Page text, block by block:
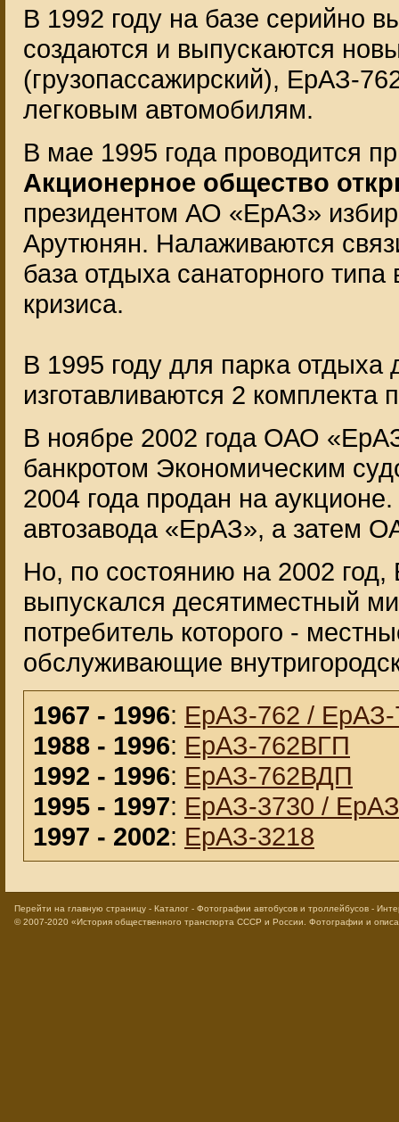
В 1992 году на базе серийно
создаются и выпускаются
(грузопассажирский), ЕрАЗ-
легковым автомобилям.
В мае 1995 года проводится
Акционерное общество
президентом АО «ЕрАЗ»
Арутюнян. Налаживаются
база отдыха санаторного
кризиса.
В 1995 году для парка отдыха
изготавливаются 2 комплекта
В ноябре 2002 года ОАО
банкротом Экономическим
2004 года продан на
автозавода «ЕрАЗ», а затем
Но, по состоянию на 2002
выпускался десятиместный
потребитель которого -
обслуживающие
1967 - 1996: ЕрАЗ-762 /
1988 - 1996: ЕрАЗ-762ВГП
1992 - 1996: ЕрАЗ-762ВДП
1995 - 1997: ЕрАЗ-3730 /
1997 - 2002: ЕрАЗ-3218
Перейти на главную страницу - Каталог - Фотографии автобусов и троллейбусов -
© 2007-2020 «История общественного транспорта СССР и России. Фотографии и